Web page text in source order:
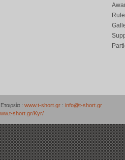
: www.t-short.gr : info@t-short.gr
short.gr/Kyr/